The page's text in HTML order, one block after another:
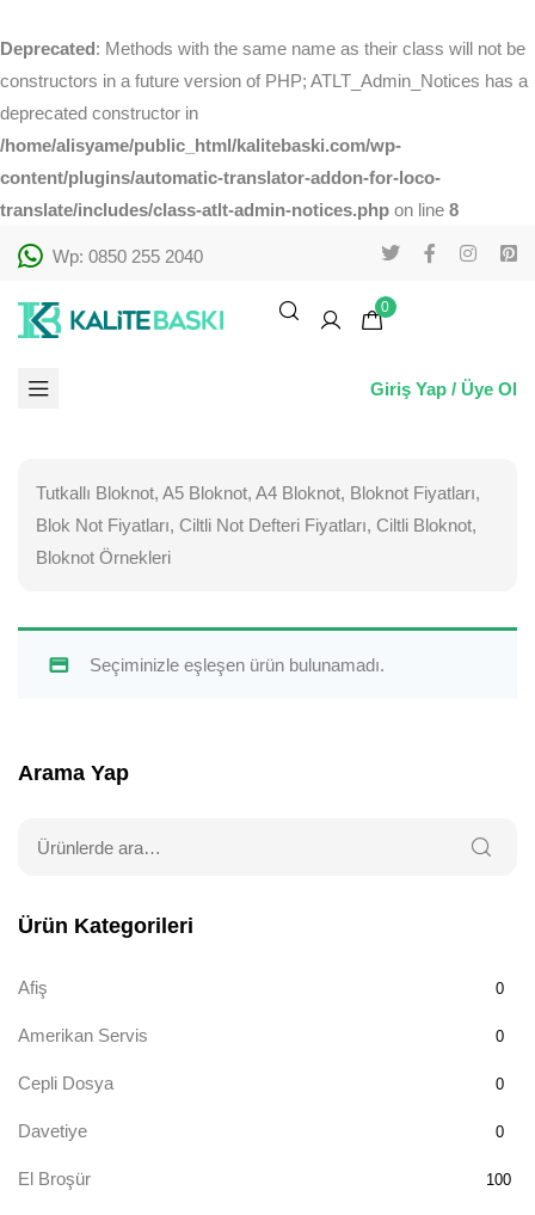
Deprecated: Methods with the same name as their class will not be
constructors in a future version of PHP; ATLT_Admin_Notices has a
deprecated constructor in
/home/alisyame/public_html/kalitebaski.com/wp-
content/plugins/automatic-translator-addon-for-loco-
translate/includes/class-atlt-admin-notices.php on line 8
Wp: 0850 255 2040
0
Giriş Yap / Üye Ol
Tutkallı Bloknot, A5 Bloknot, A4 Bloknot, Bloknot Fiyatları,
Blok Not Fiyatları, Ciltli Not Defteri Fiyatları, Ciltli Bloknot,
Bloknot Örnekleri
Seçiminizle eşleşen ürün bulunamadı.
Arama Yap
Ürün Kategorileri
Afiş 0
Amerikan Servis 0
Cepli Dosya 0
Davetiye 0
El Broşür 100